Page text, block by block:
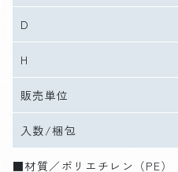
D
H
販売単位
入数/梱包
■材質／ポリエチレン（PE）